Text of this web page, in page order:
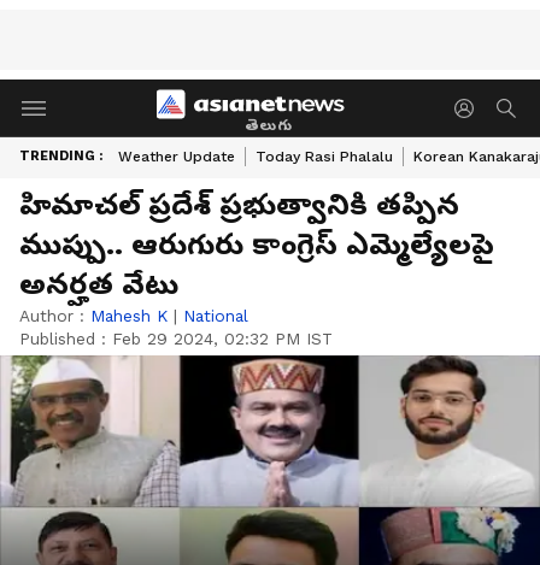
తెలుగు
TRENDING : Weather Update Today Rasi Phalalu Korean
హిమాచల్ ప్రదేశ్ ప్రభుత్వానికి తప్పిన
ముప్పు.. ఆరుగురు కాంగ్రెస్ ఎమ్మెల్యేలపై
అనర్హత వేటు
Author : Mahesh K | National
Published : Feb 29 2024, 02:32 PM IST